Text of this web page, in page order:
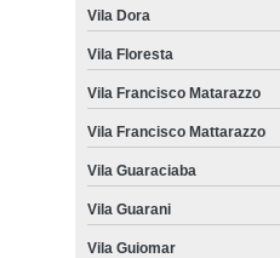
Vila Dora
Vila Floresta
Vila Francisco Matarazzo
Vila Francisco Mattarazzo
Vila Guaraciaba
Vila Guarani
Vila Guiomar